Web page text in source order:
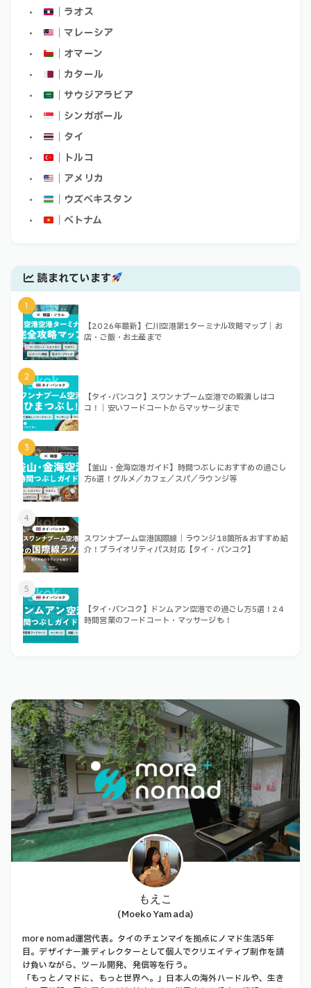
｜ラオス
｜マレーシア
｜オマーン
｜カタール
｜サウジアラビア
｜シンガポール
｜タイ
｜トルコ
｜アメリカ
｜ウズベキスタン
｜ベトナム
読まれています
1
【2026年最新】仁川空港第1ターミナル攻略マップ｜お
店・ご飯・お土産まで
2
【タイ･バンコク】スワンナプーム空港での暇潰しはコ
コ！｜安いフードコートからマッサージまで
3
【釜山・金海空港ガイド】時間つぶしにおすすめの過ごし
方6選！グルメ／カフェ／スパ／ラウンジ等
4
スワンナプーム空港国際線｜ラウンジ18箇所&おすすめ紹
介！プライオリティパス対応【タイ・バンコク】
5
【タイ･バンコク】ドンムアン空港での過ごし方5選！24
時間営業のフードコート・マッサージも！
もえこ
(Moeko Yamada)
more nomad運営代表。タイのチェンマイを拠点にノマド生活5年
目。デザイナー兼ディレクターとして個人でクリエイティブ制作を請
け負いながら、ツール開発、発信等を行う。
「もっとノマドに、もっと世界へ。」日本人の海外ハードルや、生き